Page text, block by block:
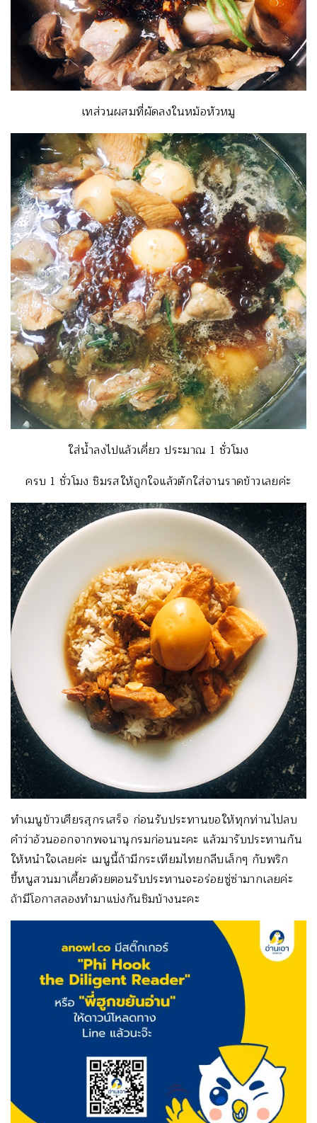
เทส่วนผสมที่ผัดลงในหม้อหัวหมู
ใส่น้ำลงไปแล้วเคี่ยว ประมาณ 1 ชั่วโมง
ครบ 1 ชั่วโมง ชิมรสให้ถูกใจแล้วตักใส่จานราดข้าวเลยค่ะ
ทำเมนูข้าวเศียรสุกรเสร็จ ก่อนรับประทานขอให้ทุกท่านไปลบ
คำว่าอ้วนออกจากพจนานุกรมก่อนนะคะ แล้วมารับประทานกัน
ให้หนำใจเลยค่ะ เมนูนี้ถ้ามีกระเทียมไทยกลีบเล็กๆ กับพริก
ขี้หนูสวนมาเคี้ยวด้วยตอนรับประทานจะอร่อยซู่ซ่ามากเลยค่ะ
ถ้ามีโอกาสลองทำมาแบ่งกันชิมบ้างนะคะ